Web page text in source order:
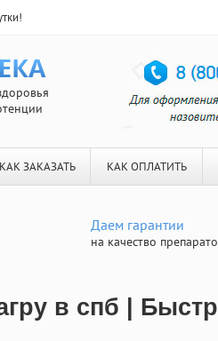
КАК ЗАКАЗАТЬ КАК ОПЛАТИТЬ
Даем гарантии
на качество
в спб |